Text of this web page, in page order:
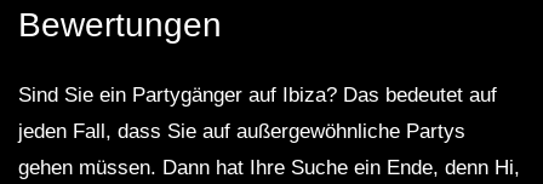
Bewertungen
Sind Sie ein Partygänger auf Ibiza? Das bedeutet auf
jeden Fall, dass Sie auf außergewöhnliche Partys
gehen müssen. Dann hat Ihre Suche ein Ende, denn Hi,